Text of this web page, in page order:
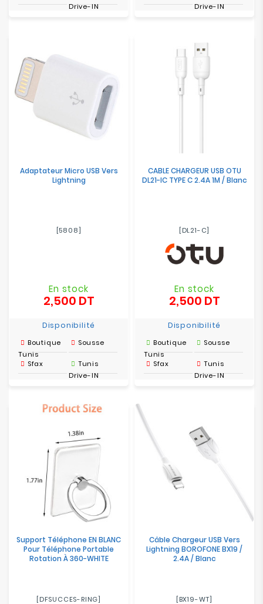
Drive-IN
Drive-IN
Adaptateur Micro USB Vers
Lightning
[5808]
En stock
2,500 DTPrix
Disponibilité
Boutique
Tunis
Sousse
Sfax
Tunis
Drive-IN
CABLE CHARGEUR USB OTU
DL21-IC TYPE C 2.4A 1M / Blanc
[DL21-C]
En stock
2,500 DTPrix
Disponibilité
Boutique
Tunis
Sousse
Sfax
Tunis
Drive-IN
Support Téléphone EN BLANC
Pour Téléphone Portable
Rotation À 360-WHITE
[DFSUCCES-RING]
Câble Chargeur USB Vers
Lightning BOROFONE BX19 /
2.4A / Blanc
[BX19-WT]